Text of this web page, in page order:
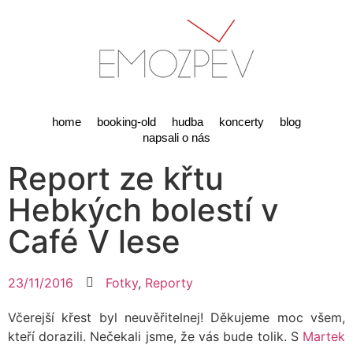
home booking-old hudba koncerty
blog
napsali o nás
Report ze křtu
Hebkých bolestí v
Café V lese
23/11/2016 Fotky, Reporty
Včerejší křest byl neuvěřitelnej! Děkujeme moc všem,
kteří dorazili. Nečekali jsme, že vás bude tolik. S Martek